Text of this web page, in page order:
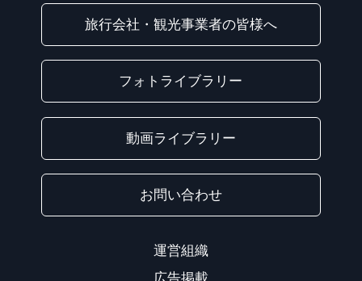
旅行会社・観光事業者の皆様へ
フォトライブラリー
動画ライブラリー
お問い合わせ
運営組織
広告掲載